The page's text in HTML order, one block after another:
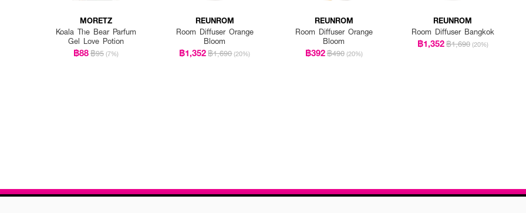
MORETZ
Koala The Bear Parfum
Gel Love Potion
฿88฿95 (7%)
REUNROM
Room Diffuser Orange
Bloom
฿1,352฿1,690 (20%)
REUNROM
Room Diffuser Orange
Bloom
฿392฿490 (20%)
REUNROM
Room Diffuser Bangkok
฿1,352฿1,690 (20%)